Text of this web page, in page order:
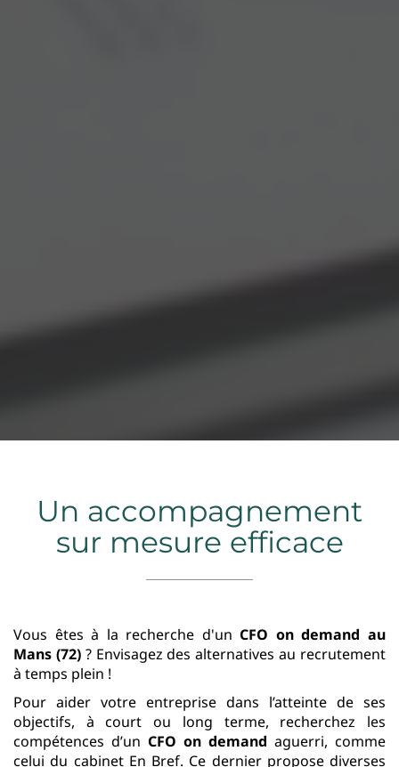
Un accompagnement
sur mesure efficace
Vous êtes à la recherche d'unCFO on demand au
Mans (72)? Envisagez des alternatives au recrutement
à temps plein !
Pour aider votre entreprise dans l’atteinte de ses
objectifs, à court ou long terme, recherchez les
compétences d’un CFO on demand aguerri, comme
celui du cabinet En Bref. Ce dernier propose diverses